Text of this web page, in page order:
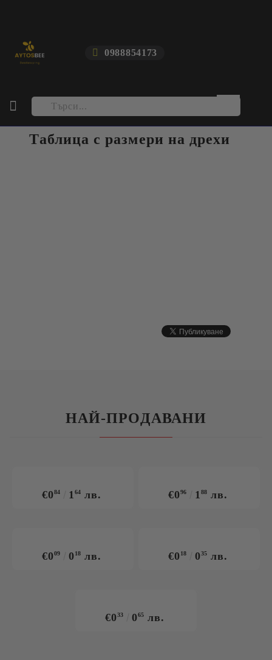
0988854173
Таблица с размери на дрехи
НАЙ-ПРОДАВАНИ
€084 164 лв. €096 188 лв.
€009 018 лв. €018 035 лв.
€033 065 лв.